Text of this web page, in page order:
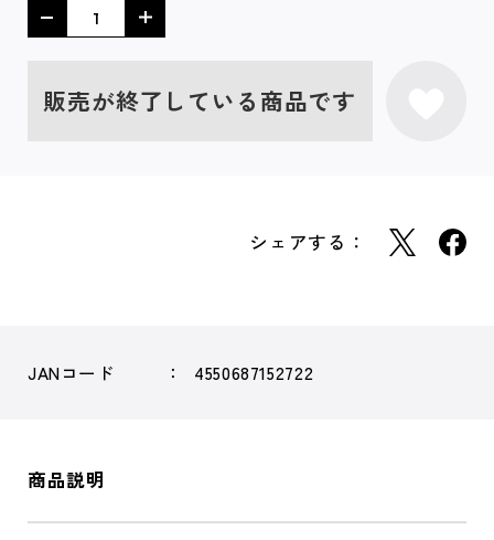
販売が終了している商品です
シェアする：
JANコード 4550687152722
商品説明